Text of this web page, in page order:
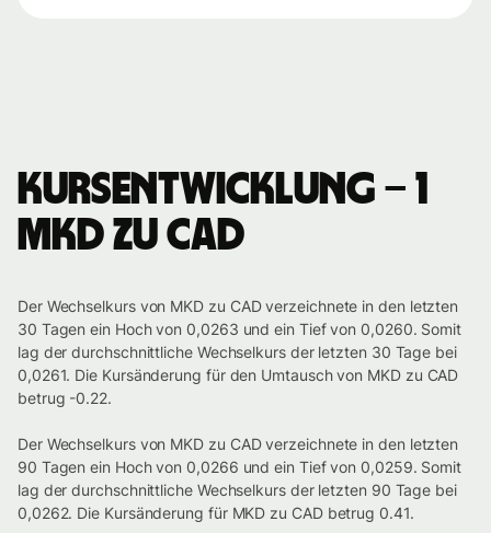
Kursentwicklung – 1
MKD zu CAD
Der Wechselkurs von MKD zu CAD verzeichnete in den letzten
30 Tagen ein Hoch von 0,0263 und ein Tief von 0,0260. Somit
lag der durchschnittliche Wechselkurs der letzten 30 Tage bei
0,0261. Die Kursänderung für den Umtausch von MKD zu CAD
betrug -0.22.
Der Wechselkurs von MKD zu CAD verzeichnete in den letzten
90 Tagen ein Hoch von 0,0266 und ein Tief von 0,0259. Somit
lag der durchschnittliche Wechselkurs der letzten 90 Tage bei
0,0262. Die Kursänderung für MKD zu CAD betrug 0.41.